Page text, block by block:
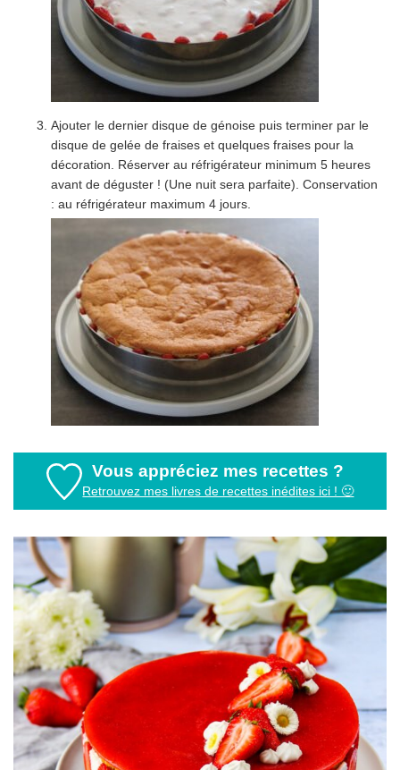
Ajouter le dernier disque de génoise puis terminer par le
disque de gelée de fraises et quelques fraises pour la
décoration. Réserver au réfrigérateur minimum 5 heures
avant de déguster ! (Une nuit sera parfaite). Conservation
: au réfrigérateur maximum 4 jours.
Vous appréciez mes recettes ?
Retrouvez mes livres de recettes inédites ici ! 🙂